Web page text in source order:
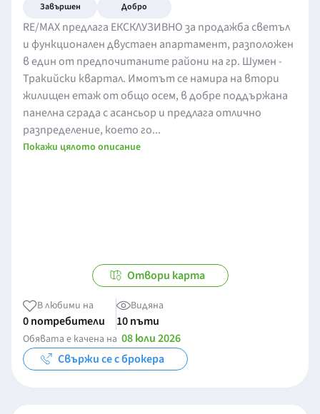
Завършен Добро
RE/MAX предлага ЕКСКЛУЗИВНО за продажба светъл
и функционален двустаен апартамент, разположен
в един от предпочитаните райони на гр. Шумен -
Тракийски квартал. Имотът се намира на втори
жилищен етаж от общо осем, в добре поддържана
панелна сграда с асансьор и предлага отлично
разпределение, което го...
Покажи цялото описание
Отвори карта
В любими на
0 потребители
Видяна
10 пъти
Обявата е качена на 08 юли 2026
Свържи се с брокера